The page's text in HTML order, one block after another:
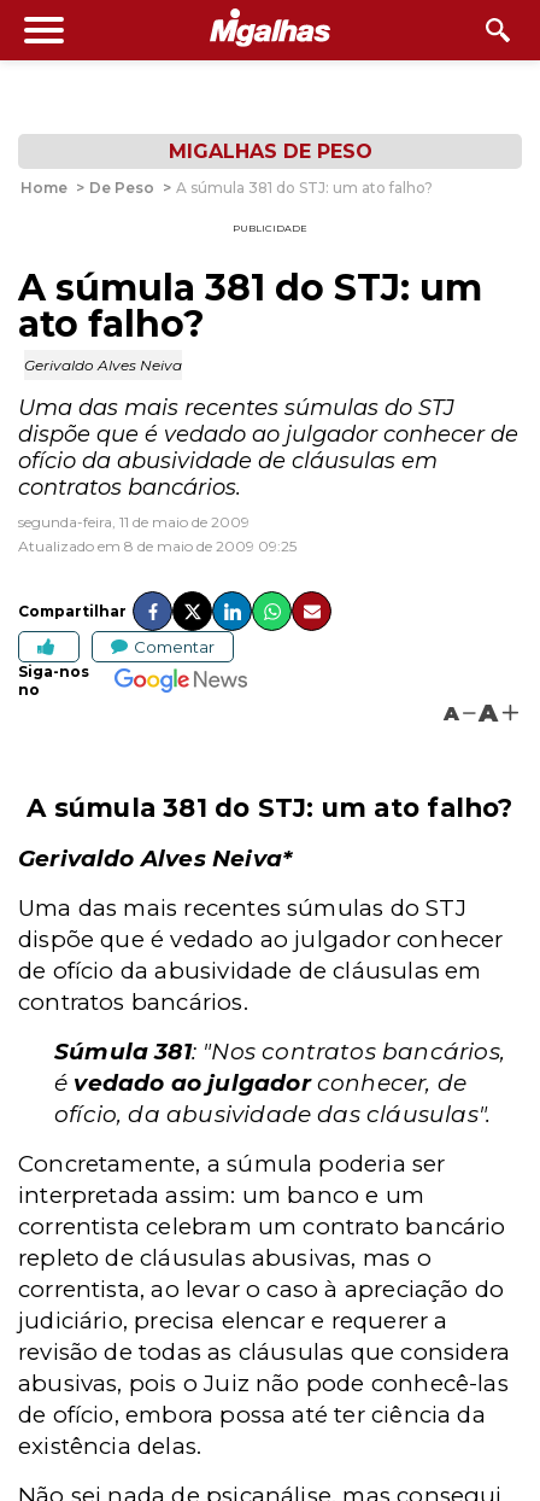
MIGALHAS DE PESO
Home > De Peso > A súmula 381 do STJ: um ato falho?
PUBLICIDADE
A súmula 381 do STJ: um
ato falho?
Gerivaldo Alves Neiva
Uma das mais recentes súmulas do STJ
dispõe que é vedado ao julgador conhecer de
ofício da abusividade de cláusulas em
contratos bancários.
segunda-feira, 11 de maio de 2009
Atualizado em 8 de maio de 2009 09:25
Compartilhar
Comentar
Siga-nos
no
A A
A súmula 381 do STJ: um ato falho?
Gerivaldo Alves Neiva*
Uma das mais recentes súmulas do STJ
dispõe que é vedado ao julgador conhecer
de ofício da abusividade de cláusulas em
contratos bancários.
Súmula 381: "Nos contratos bancários,
é vedado ao julgadorconhecer, de
ofício, da abusividade das cláusulas".
Concretamente, a súmula poderia ser
interpretada assim: um banco e um
correntista celebram um contrato bancário
repleto de cláusulas abusivas, mas o
correntista, ao levar o caso à apreciação do
judiciário, precisa elencar e requerer a
revisão de todas as cláusulas que considera
abusivas, pois o Juiz não pode conhecê-las
de ofício, embora possa até ter ciência da
existência delas.